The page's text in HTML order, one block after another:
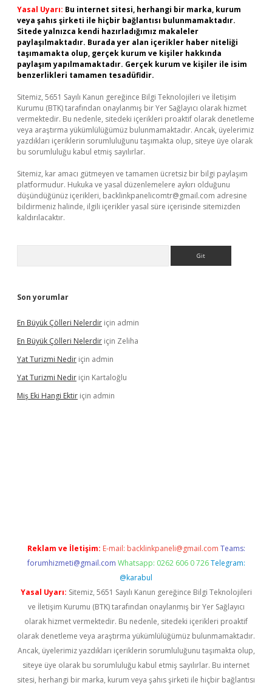
Yasal Uyarı: Bu internet sitesi, herhangi bir marka, kurum
veya şahıs şirketi ile hiçbir bağlantısı bulunmamaktadır.
Sitede yalnızca kendi hazırladığımız makaleler
paylaşılmaktadır. Burada yer alan içerikler haber niteliği
taşımamakta olup, gerçek kurum ve kişiler hakkında
paylaşım yapılmamaktadır. Gerçek kurum ve kişiler ile isim
benzerlikleri tamamen tesadüfidir.
Sitemiz, 5651 Sayılı Kanun gereğince Bilgi Teknolojileri ve İletişim
Kurumu (BTK) tarafından onaylanmış bir Yer Sağlayıcı olarak hizmet
vermektedir. Bu nedenle, sitedeki içerikleri proaktif olarak denetleme
veya araştırma yükümlülüğümüz bulunmamaktadır. Ancak, üyelerimiz
yazdıkları içeriklerin sorumluluğunu taşımakta olup, siteye üye olarak
bu sorumluluğu kabul etmiş sayılırlar.
Sitemiz, kar amacı gütmeyen ve tamamen ücretsiz bir bilgi paylaşım
platformudur. Hukuka ve yasal düzenlemelere aykırı olduğunu
düşündüğünüz içerikleri, backlinkpanelicomtr@gmail.com adresine
bildirmeniz halinde, ilgili içerikler yasal süre içerisinde sitemizden
kaldırılacaktır.
Son yorumlar
En Büyük Çölleri Nelerdir için admin
En Büyük Çölleri Nelerdir için Zeliha
Yat Turizmi Nedir için admin
Yat Turizmi Nedir için Kartaloğlu
Miş Eki Hangi Ektir için admin
Reklam ve İletişim: E-mail: backlinkpaneli@gmail.com Teams:
forumhizmeti@gmail.com Whatsapp: 0262 606 0 726 Telegram:
@karabul
Yasal Uyarı: Sitemiz, 5651 Sayılı Kanun gereğince Bilgi Teknolojileri
ve İletişim Kurumu (BTK) tarafından onaylanmış bir Yer Sağlayıcı
olarak hizmet vermektedir. Bu nedenle, sitedeki içerikleri proaktif
olarak denetleme veya araştırma yükümlülüğümüz bulunmamaktadır.
Ancak, üyelerimiz yazdıkları içeriklerin sorumluluğunu taşımakta olup,
siteye üye olarak bu sorumluluğu kabul etmiş sayılırlar. Bu internet
sitesi, herhangi bir marka, kurum veya şahıs şirketi ile hiçbir bağlantısı